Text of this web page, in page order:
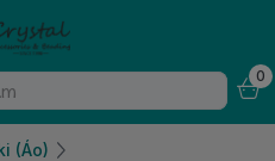
0
(Áo)